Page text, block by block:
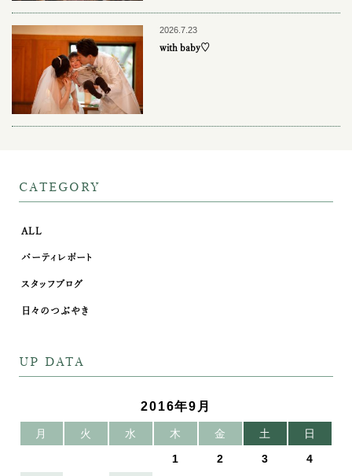
2026.7.23
with baby♡
CATEGORY
ALL
パーティレポート
スタッフブログ
日々のつぶやき
UP DATA
2016年9月
月 火 水 木 金 土
日
1
2 3
4